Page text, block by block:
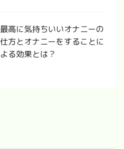
最高に気持ちいいオナニーの
仕方とオナニーをすることに
よる効果とは？